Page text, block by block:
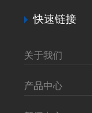
快速链接
关于我们
产品中心